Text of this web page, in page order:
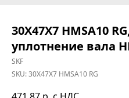
30X47X7 HMSA10
уплотнение вала
SKF
SKU:30X47X7 HMSA10 RG